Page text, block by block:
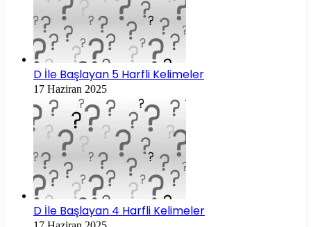
D İle Başlayan 5 Harfli Kelimeler
17 Haziran 2025
D İle Başlayan 4 Harfli Kelimeler